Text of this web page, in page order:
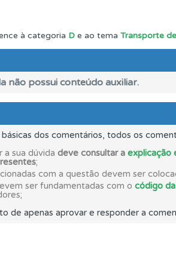
apresenta-lhe questões que
dificuldade do teste quando o
dos seus testes no seu perfil.
para não perder as suas estatísticas.
que usamos estão atualizadas e
à categoria D e ao tema Transporte
não possui conteúdo auxiliar.
básicas dos comentários, todos os
a sua dúvida deve consultar a explicação
;
com a questão devem ser
ser fundamentadas com o código
de apenas aprovar e responder a